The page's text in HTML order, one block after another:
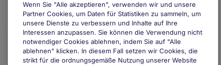
Wenn Sie "Alle akzeptieren", verwenden wir und unsere
Partner Cookies, um Daten für Statistiken zu sammeln, um
unsere Dienste zu verbessern und Inhalte auf Ihre
Interessen anzupassen. Sie können die Verwendung nicht
notwendiger Cookies ablehnen, indem Sie auf "Alle
ablehnen" klicken. In diesem Fall setzen wir Cookies, die
strikt für die ordnungsgemäße Nutzung unserer Website